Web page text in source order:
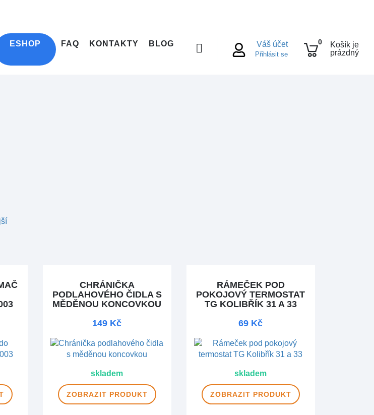
Váš účet
Přihlásit se
0
Košík je
prázdný
ESHOP FAQ KONTAKTY BLOG
CHRÁNIČKA
PODLAHOVÉHO ČIDLA S
MĚDĚNOU KONCOVKOU
149 Kč
skladem
ZOBRAZIT PRODUKT
RÁMEČEK POD
POKOJOVÝ TERMOSTAT
TG KOLIBŘÍK 31 A 33
69 Kč
skladem
ZOBRAZIT PRODUKT